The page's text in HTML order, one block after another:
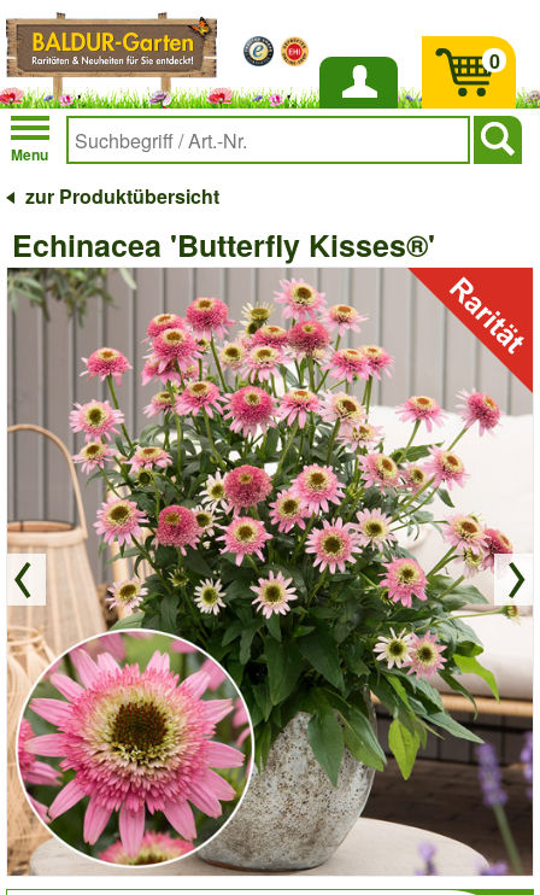
Anmelden
Menu
0
zur Produktübersicht
Echinacea 'Butterfly Kisses®'